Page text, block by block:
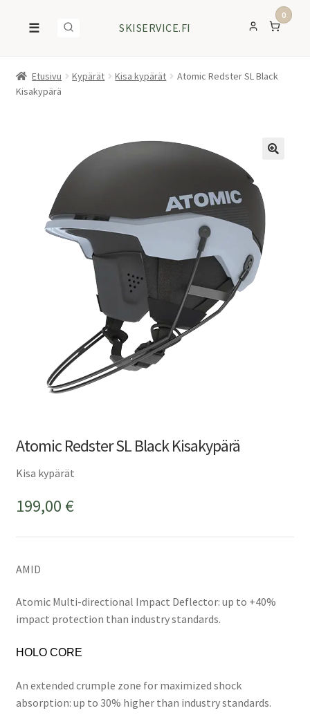
☰ SKISERVICE.FI
0
Etusivu Kypärät Kisa kypärät
Atomic Redster SL Black
Kisakypärä
Atomic Redster SL Black Kisakypärä
Kisa kypärät
199,00 €
AMID
Atomic Multi-directional Impact Deflector: up to +40%
impact protection than industry standards.
HOLO CORE
An extended crumple zone for maximized shock
absorption: up to 30% higher than industry standards.